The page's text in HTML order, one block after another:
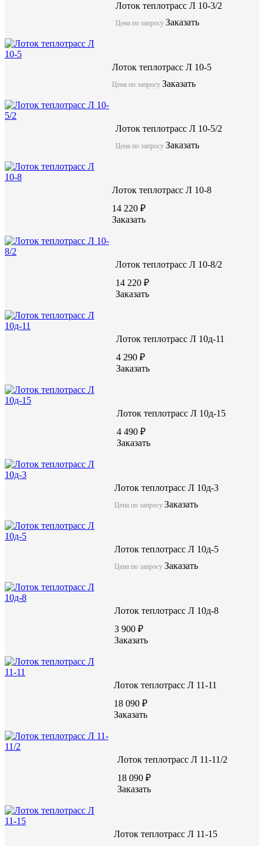
Лотки теплотрасс являются универсальными изделиями из
предназначены для трубопроводов различного диаметра и
обустройство с использование лотков подземных
установка внутри каналов транспортеров. Возможно
двух уложенных один на другой лотков, соединяемых между
отрезками швеллеров, которые укладывают в продольные швы
тоннеля.
Лоток теплотрасс Л 15-11/2
Цену уточняйте у менеджера
Ширина (W), мм
Высота (H), мм
В22,5/М300
Лоток теплотрасс Л 10-3/2
Цена по запросу Заказать
Лоток теплотрасс Л 10-5
Цена по запросу Заказать
Лоток теплотрасс Л 10-5/2
Цена по запросу Заказать
Лоток теплотрасс Л 10-8
14 220 ₽
Заказать
Лоток теплотрасс Л 10-8/2
14 220 ₽
Заказать
Лоток теплотрасс Л 10д-11
4 290 ₽
Заказать
Лоток теплотрасс Л 10д-15
4 490 ₽
Заказать
Лоток теплотрасс Л 10д-3
Цена по запросу Заказать
Лоток теплотрасс Л 10д-5
Цена по запросу Заказать
Лоток теплотрасс Л 10д-8
3 900 ₽
Заказать
Лоток теплотрасс Л 11-11
18 090 ₽
Заказать
Лоток теплотрасс Л 11-11/2
18 090 ₽
Заказать
Лоток теплотрасс Л 11-15